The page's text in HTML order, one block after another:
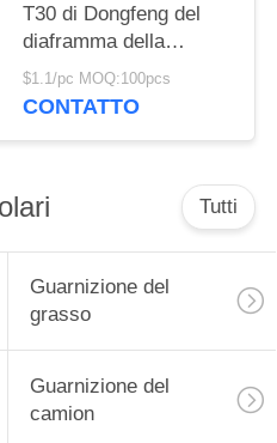
T30 di Dongfeng del
diaframma della
camera del freno
$1.1/pc MOQ:100pcs
CONTATTO
Tutti
Guarnizione del
grasso
Guarnizione del
camion